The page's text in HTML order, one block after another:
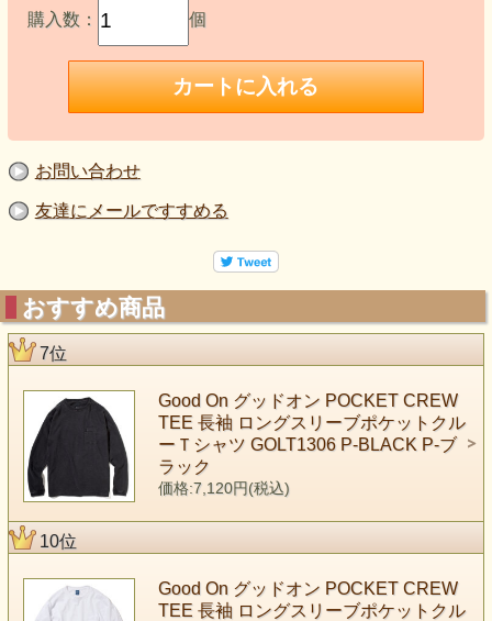
購入数： 個
お問い合わせ
友達にメールですすめる
おすすめ商品
7位
Good On グッドオン POCKET CREW
TEE 長袖 ロングスリーブポケットクル
ーＴシャツ GOLT1306 P-BLACK P-ブ
ラック
価格:7,120円(税込)
10位
Good On グッドオン POCKET CREW
TEE 長袖 ロングスリーブポケットクル